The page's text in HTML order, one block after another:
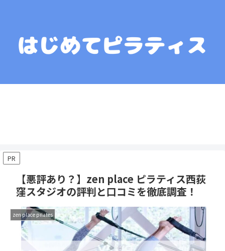
PR
【悪評あり？】zen place ピラティス西荻
窪スタジオの評判と口コミを徹底調査！
zen place pilates